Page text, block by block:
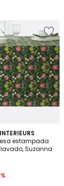
estampada
Suzanna